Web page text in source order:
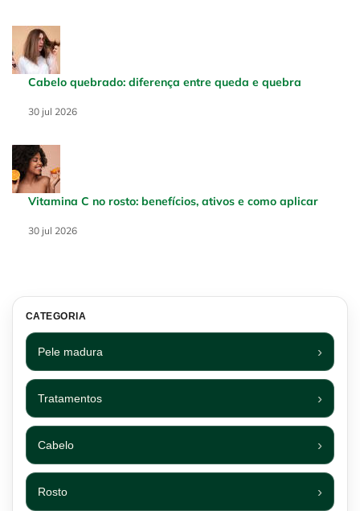
Cabelo quebrado: diferença entre queda e quebra
Creation Date:
30 jul 2026
Update Date:
Vitamina C no rosto: benefícios, ativos e como aplicar
Creation Date:
30 jul 2026
Update Date:
CATEGORIA
Pele madura
Tratamentos
Cabelo
Rosto